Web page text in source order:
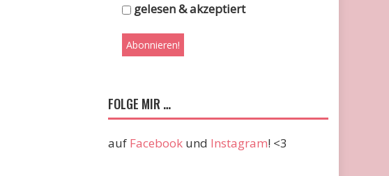
gelesen & akzeptiert
FOLGE MIR …
auf Facebook und Instagram! <3